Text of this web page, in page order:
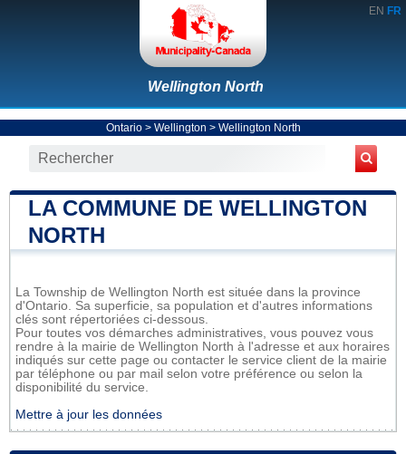
EN FR
Wellington North
Ontario> Wellington > Wellington North
LA COMMUNE DE WELLINGTON
NORTH
La Township de Wellington North est située dans la province
d'Ontario. Sa superficie, sa population et d'autres informations
clés sont répertoriées ci-dessous.
Pour toutes vos démarches administratives, vous pouvez vous
rendre à la mairie de Wellington North à l'adresse et aux horaires
indiqués sur cette page ou contacter le service client de la mairie
par téléphone ou par mail selon votre préférence ou selon la
disponibilité du service.
Mettre à jour les données